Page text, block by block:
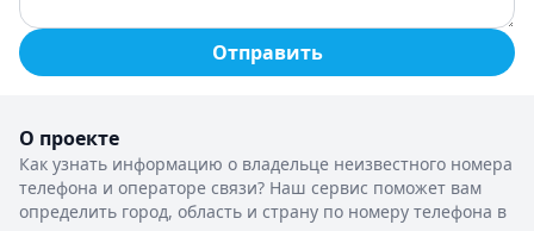
Отправить
О проекте
Как узнать информацию о владельце неизвестного номера
телефона и операторе связи? Наш сервис поможет вам
определить город, область и страну по номеру телефона в